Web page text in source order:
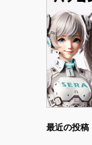
最近の投稿